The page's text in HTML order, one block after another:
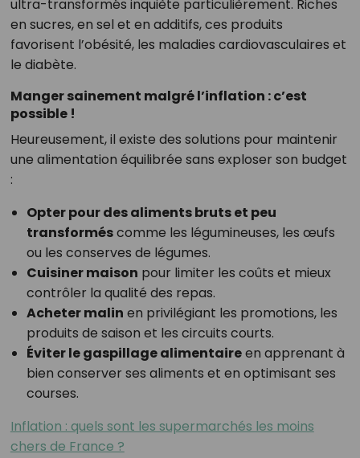
ultra-transformés inquiète particulièrement. Riches
en sucres, en sel et en additifs, ces produits
favorisent l’obésité, les maladies cardiovasculaires et
le diabète.
Manger sainement malgré l’inflation : c’est
possible !
Heureusement, il existe des solutions pour maintenir
une alimentation équilibrée sans exploser son budget
:
Opter pour des aliments bruts et peu
transforméscomme les légumineuses, les œufs
ou les conserves de légumes.
Cuisiner maison pour limiter les coûts et mieux
contrôler la qualité des repas.
Acheter malin en privilégiant les promotions, les
produits de saison et les circuits courts.
Éviter le gaspillage alimentaireen apprenant à
bien conserver ses aliments et en optimisant ses
courses.
Inflation : quels sont les supermarchés les moins
chers de France ?